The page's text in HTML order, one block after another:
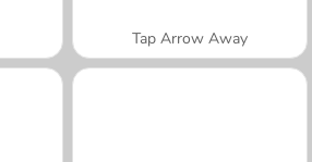
Tap Arrow Away